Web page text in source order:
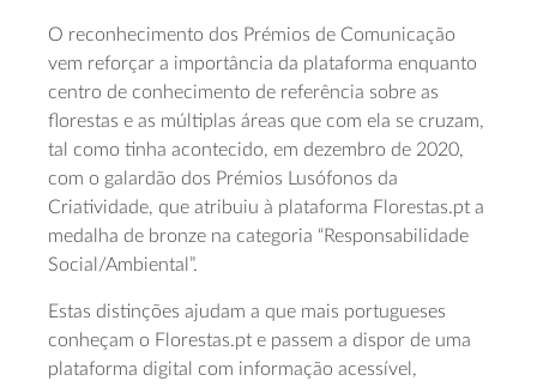
O reconhecimento dos Prémios de Comunicação
vem reforçar a importância da plataforma enquanto
centro de conhecimento de referência sobre as
florestas e as múltiplas áreas que com ela se cruzam,
tal como tinha acontecido, em dezembro de 2020,
com o galardão dos Prémios Lusófonos da
Criatividade, que atribuiu à plataforma Florestas.pt a
medalha de bronze na categoria “Responsabilidade
Social/Ambiental”.
Estas distinções ajudam a que mais portugueses
conheçam o Florestas.pt e passem a dispor de uma
plataforma digital com informação acessível,